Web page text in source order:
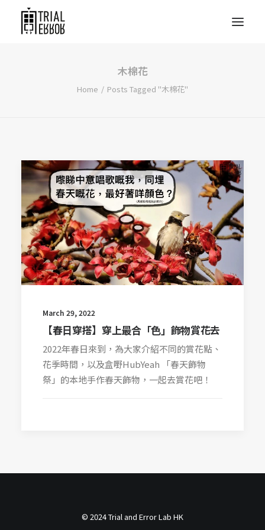
木棉花
Home Posts Tagged "木棉花"
March 29, 2022
【春日穿搭】穿上最合「色」飾物賞花去
2022年春日來到，為大家介紹不同的賞花點、
花季時間，以及盒嘢HubYeah 「春天飾物
祭」的本地手作春天飾物，一起去賞花吧！
© 2024 Trial and Error Lab HK